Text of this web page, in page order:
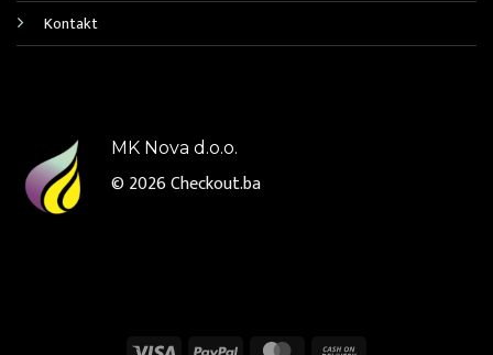
Kontakt
MK Nova d.o.o.
© 2026Checkout.ba